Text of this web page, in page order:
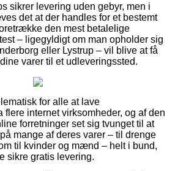
sikrer levering uden gebyr, men i
det at der handles for et bestemt
den mest betalelige
– ligegyldigt om man opholder sig
eller Lystrup – vil blive at få
varer til et udleveringssted.
for alle at lave
flere internet virksomheder, og af den
forretninger set sig tvunget til at
mange af deres varer – til drenge
til kvinder og mænd – helt i bund,
sikre gratis levering.